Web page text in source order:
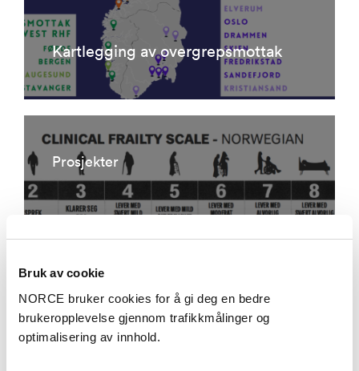
Bruk av cookie
NORCE bruker cookies for å gi deg en bedre
brukeropplevelse gjennom trafikkmålinger og
optimalisering av innhold.
Kartlegging av overgrepsmottak
Prosjekter